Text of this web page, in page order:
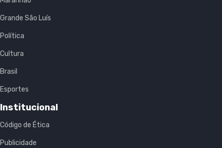
Grande São Luís
Política
Cultura
Brasil
Esportes
Institucional
Código de Ética
Publicidade